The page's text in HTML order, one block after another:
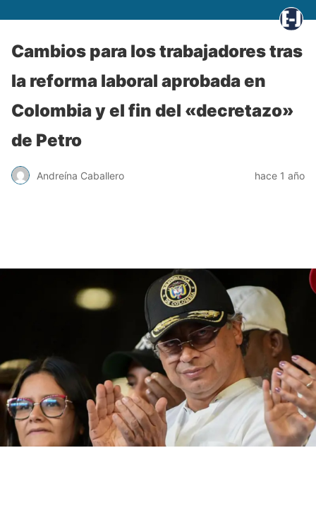
Cambios para los trabajadores tras
la reforma laboral aprobada en
Colombia y el fin del «decretazo»
de Petro
Andreína Caballero hace 1 año